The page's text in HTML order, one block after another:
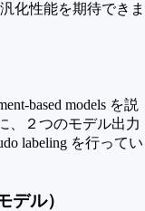
化性能を期待できま
based models を説
、２つのモデル出力
labeling を行ってい
ル）